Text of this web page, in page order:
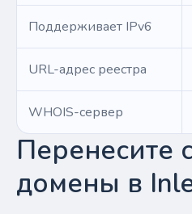
Поддерживает IPv6
URL-адрес реестра
WHOIS-сервер
Перенесите
домены в